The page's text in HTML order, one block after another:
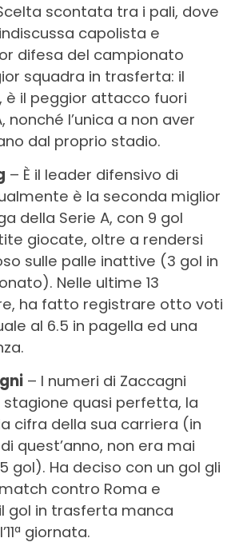
scontata tra i pali, dove
capolista e
difesa del campionato
squadra in trasferta: il
è il peggior attacco fuori
nonché l’unica a non aver
dal proprio stadio.
– È il leader difensivo di
è la seconda miglior
della Serie A, con 9 gol
giocate, oltre a rendersi
sulle palle inattive (3 gol in
Nelle ultime 13
ha fatto registrare otto voti
al 6.5 in pagella ed una
– I numeri di Zaccagni
stagione quasi perfetta, la
cifra della sua carriera (in
quest’anno, non era mai
gol). Ha deciso con un gol gli
contro Roma e
gol in trasferta manca
giornata.